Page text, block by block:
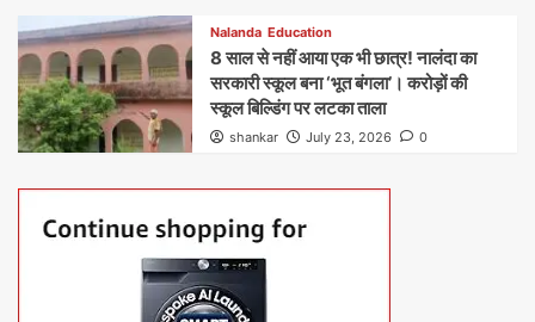
Nalanda Education
8 साल से नहीं आया एक भी छात्र! नालंदा का
सरकारी स्कूल बना ‘भूत बंगला’। करोड़ों की
स्कूल बिल्डिंग पर लटका ताला
shankar July 23, 2026 0